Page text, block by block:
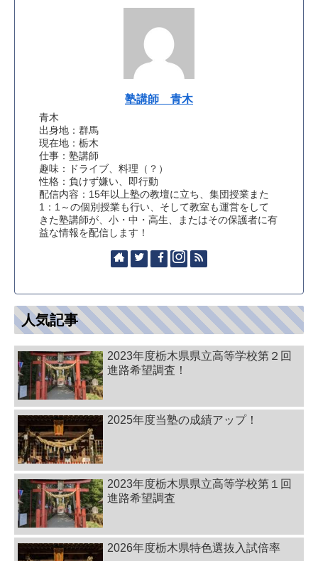
塾講師 青木
青木
出身地：群馬
現在地：栃木
仕事：塾講師
趣味：ドライブ、料理（？）
性格：負けず嫌い、即行動
配信内容：15年以上塾の教壇に立ち、集団授業また
1：1～の個別授業も行い、そして教室も運営をして
きた塾講師が、小・中・高生、またはその保護者に有
益な情報を配信します！
人気記事
2023年度栃木県県立高等学校第２回
進路希望調査！
2025年度当塾の成績アップ！
2023年度栃木県県立高等学校第１回
進路希望調査
2026年度栃木県特色選抜入試倍率